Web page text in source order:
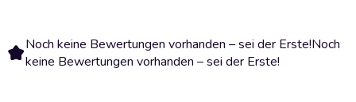
Noch keine Bewertungen vorhanden – sei der Erste!Noch
keine Bewertungen vorhanden – sei der Erste!